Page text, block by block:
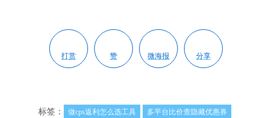
打赏 赞 微海报 分享
标签： 做cps返利怎么选工具
多平台比价查隐藏优惠券